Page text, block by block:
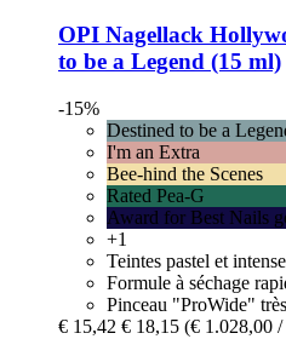
OPI Nagellack
to be a Legend (15 ml)
-15%
Destined to be a
I'm an Extra
Bee-hind the Scenes
Rated Pea-G
Award for Best Nails
+1
Teintes pastel et
Formule à séchage
Pinceau "ProWide"
€ 15,42 € 18,15 (€ 1.028,00